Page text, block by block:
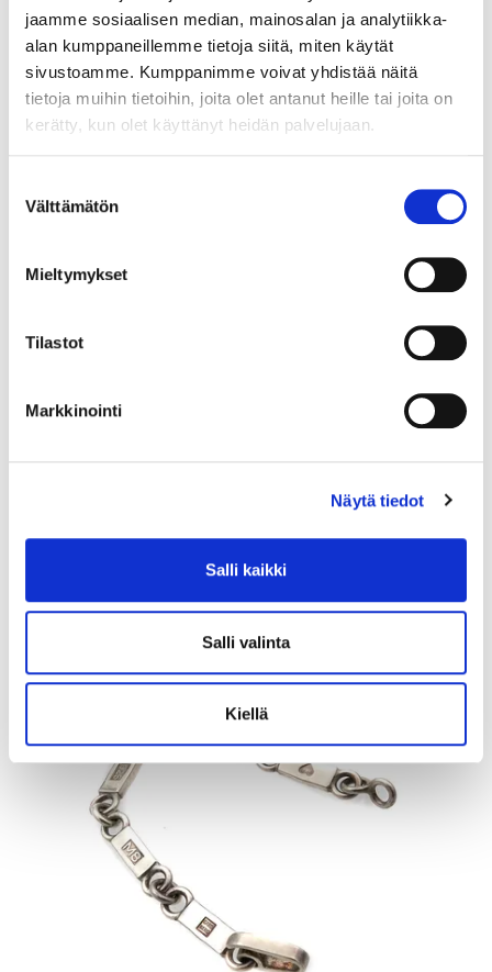
jaamme sosiaalisen median, mainosalan ja analytiikka-
alan kumppaneillemme tietoja siitä, miten käytät
sivustoamme. Kumppanimme voivat yhdistää näitä
tietoja muihin tietoihin, joita olet antanut heille tai joita on
kerätty, kun olet käyttänyt heidän palvelujaan.
valinta
Välttämätön
Mieltymykset
Tilastot
Markkinointi
Näytä tiedot
Salli kaikki
Salli valinta
Kiellä
Kultarannekello, Certina, quatrz;ei käy, 585br, Paino: 27,2 g
Myyrmäen Pantti
12.8.2026 19:42:30